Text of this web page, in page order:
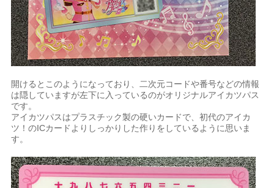
開けるとこのようになっており、二次元コードや番号などの情報
は隠していますが左下に入っているのがオリジナルアイカツパス
です。
アイカツパスはプラスチック製の硬いカードで、初代のアイカ
ツ！のICカードよりしっかりした作りをしているように思いま
す。